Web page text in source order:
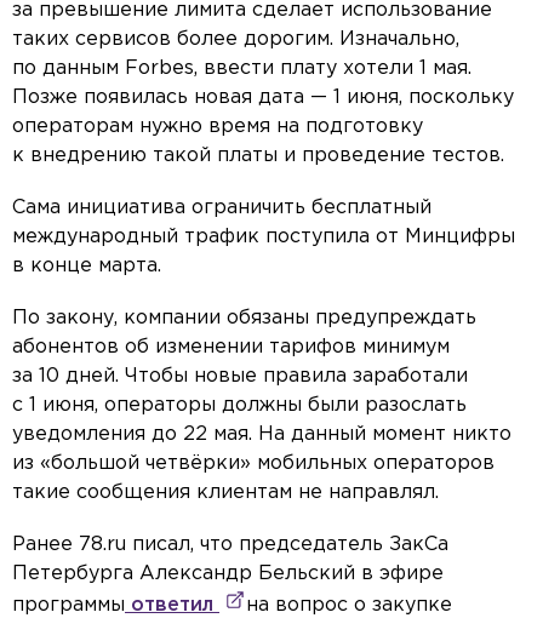
за превышение лимита сделает использование
таких сервисов более дорогим. Изначально,
по данным Forbes, ввести плату хотели 1 мая.
Позже появилась новая дата — 1 июня, поскольку
операторам нужно время на подготовку
к внедрению такой платы и проведение тестов.
Сама инициатива ограничить бесплатный
международный трафик поступила от Минцифры
в конце марта.
По закону, компании обязаны предупреждать
абонентов об изменении тарифов минимум
за 10 дней. Чтобы новые правила заработали
с 1 июня, операторы должны были разослать
уведомления до 22 мая. На данный момент никто
из «большой четвёрки» мобильных операторов
такие сообщения клиентам не направлял.
Ранее 78.ru писал, что председатель ЗакСа
Петербурга Александр Бельский в эфире
программы ответил
на вопрос о закупке